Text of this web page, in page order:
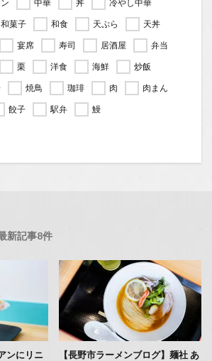
中華 丼
冷やし中華
和菓子 和食 天ぷら
天丼
宴席 寿司 居酒屋
弁当
栗 洋食 海鮮
炒飯
焼鳥 珈琲 肉
肉まん
餃子 駅弁 鰻
新記事8件
ンにリニ
【長野市ラーメンブログ】麺社 あ